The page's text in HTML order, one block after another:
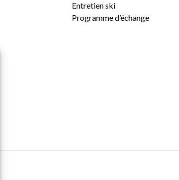
Entretien ski
Programme d’échange